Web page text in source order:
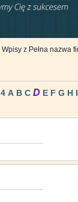
Wpisy z Pełna nazwa
4 A B C D E F G H I